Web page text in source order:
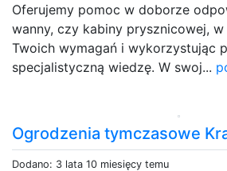
Oferujemy pomoc w doborze
wanny, czy kabiny prysznicowej,
Twoich wymagań i wykorzystując
specjalistyczną wiedzę. W swoj...
Ogrodzenia tymczasowe
Dodano: 3 lata 10 miesięcy temu